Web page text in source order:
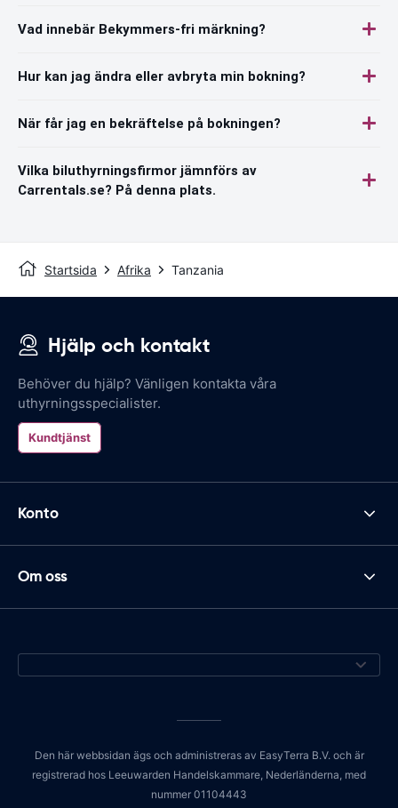
Vad innebär Bekymmers-fri märkning?
Hur kan jag ändra eller avbryta min bokning?
När får jag en bekräftelse på bokningen?
Vilka biluthyrningsfirmor jämnförs av
Carrentals.se? På denna plats.
Startsida Afrika Tanzania
Hjälp och kontakt
Behöver du hjälp? Vänligen kontakta våra
uthyrningsspecialister.
Kundtjänst
Konto
Om oss
Den här webbsidan ägs och administreras av EasyTerra B.V. och är
registrerad hos Leeuwarden Handelskammare, Nederländerna, med
nummer 01104443